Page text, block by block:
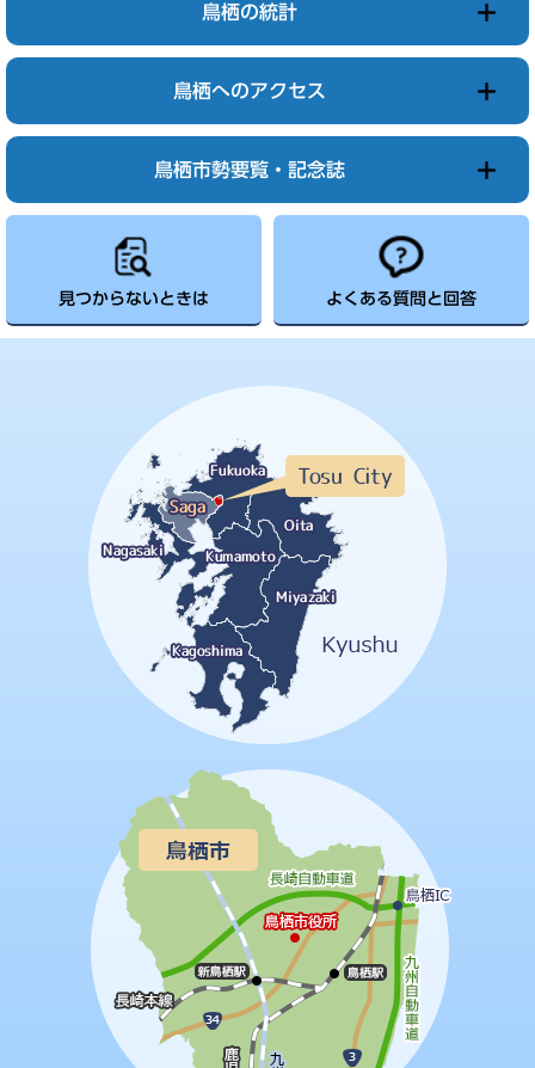
鳥栖の統計
鳥栖へのアクセス
鳥栖市勢要覧・記念誌
見つからないときは よくある質問と回答